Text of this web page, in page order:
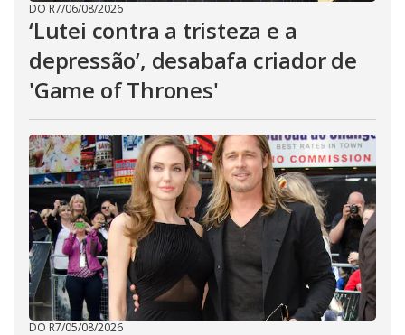
DO R7/06/08/2026
‘Lutei contra a tristeza e a
depressão’, desabafa criador de
'Game of Thrones'
DO R7/05/08/2026